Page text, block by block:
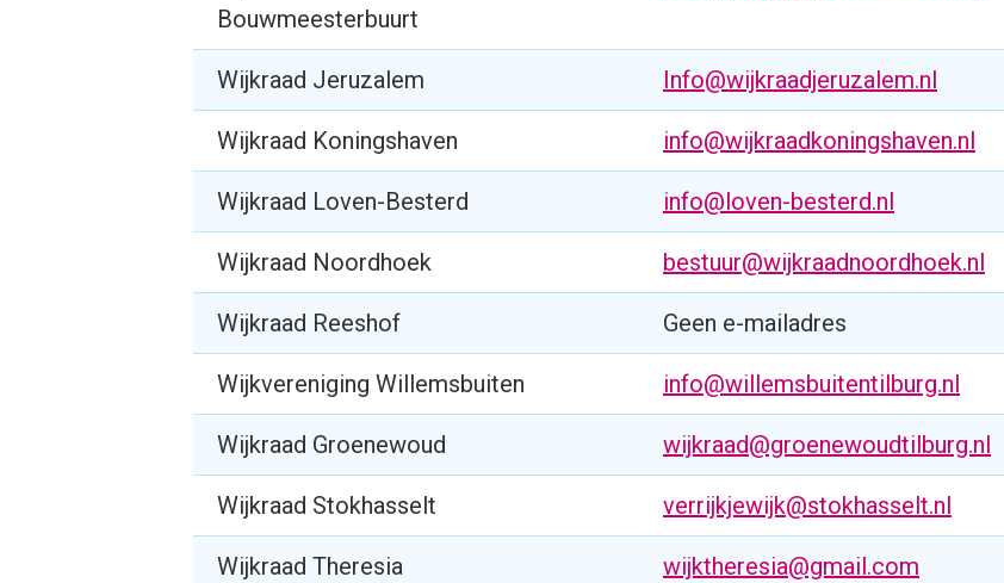
Bouwmeesterbuurt
Wijkraad Jeruzalem Info@wijkraadjeruzalem.nl
Wijkraad Koningshaven info@wijkraadkoningshaven.nl
Wijkraad Loven-Besterd info@loven-besterd.nl
Wijkraad Noordhoek bestuur@wijkraadnoordhoek.nl
Wijkraad Reeshof Geen e-mailadres
Wijkvereniging Willemsbuiten info@willemsbuitentilburg.nl
Wijkraad Groenewoud wijkraad@groenewoudtilburg.nl
Wijkraad Stokhasselt verrijkjewijk@stokhasselt.nl
Wijkraad Theresia wijktheresia@gmail.com